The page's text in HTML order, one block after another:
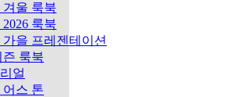
겨울 룩북
룩북
가을 프레젠테이션
즌 룩북
얼
어스 톤